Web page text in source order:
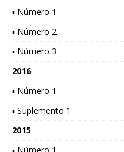
▪ Número 1
▪ Número 2
▪ Número 3
2016
▪ Número 1
▪ Suplemento 1
2015